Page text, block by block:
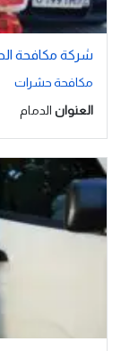
شركة مكافحة
مكافحة حشرات
العنوان الدمام